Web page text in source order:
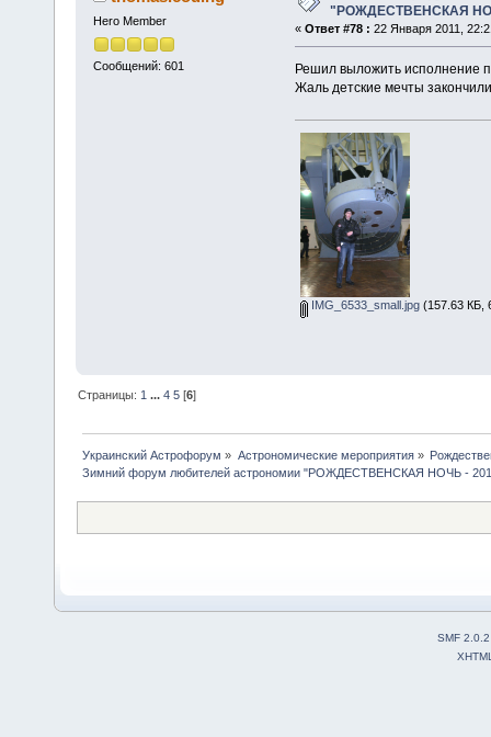
Hero Member
Сообщений: 601
"РОЖДЕСТВЕНСКАЯ
« Ответ #78 : 22 Января 2011,
Решил выложить исполнение
Жаль детские мечты
IMG_6533_small.jpg(157.63 КБ,
Страницы: 1 ...4 5 [6]
Украинский Астрофорум » Астрономические мероприятия»
Зимний форум любителей астрономии "РОЖДЕСТВЕНСКАЯ НОЧЬ -
SMF 2.0.2